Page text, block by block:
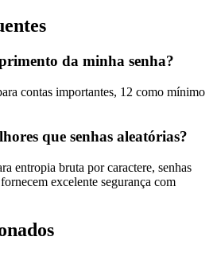
da minha senha?
contas importantes, 12 como mínimo
que senhas aleatórias?
entropia bruta por caractere, senhas
excelente segurança com